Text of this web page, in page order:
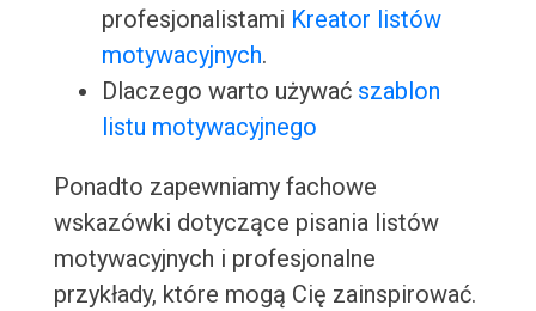
profesjonalistami Kreator listów
motywacyjnych.
Dlaczego warto używać szablon
listu motywacyjnego
Ponadto zapewniamy fachowe
wskazówki dotyczące pisania listów
motywacyjnych i profesjonalne
przykłady, które mogą Cię zainspirować.